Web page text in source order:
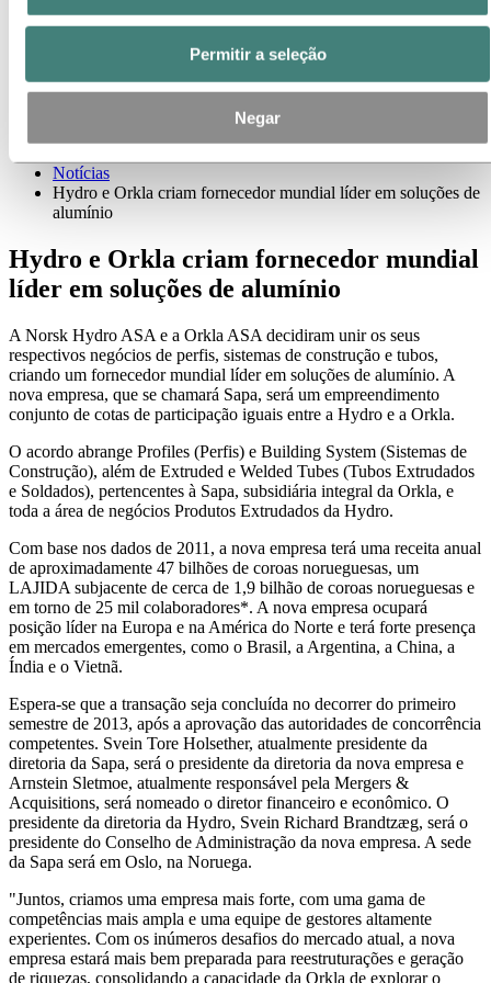
Permitir a seleção
Negar
Contatos de meios de comunicação
Assinatura de notícias
Temas em destaque
Notícias
Hydro e Orkla criam fornecedor mundial líder em soluções de
alumínio
Hydro e Orkla criam fornecedor mundial
líder em soluções de alumínio
A Norsk Hydro ASA e a Orkla ASA decidiram unir os seus
respectivos negócios de perfis, sistemas de construção e tubos,
criando um fornecedor mundial líder em soluções de alumínio. A
nova empresa, que se chamará Sapa, será um empreendimento
conjunto de cotas de participação iguais entre a Hydro e a Orkla.
O acordo abrange Profiles (Perfis) e Building System (Sistemas de
Construção), além de Extruded e Welded Tubes (Tubos Extrudados
e Soldados), pertencentes à Sapa, subsidiária integral da Orkla, e
toda a área de negócios Produtos Extrudados da Hydro.
Com base nos dados de 2011, a nova empresa terá uma receita anual
de aproximadamente 47 bilhões de coroas norueguesas, um
LAJIDA subjacente de cerca de 1,9 bilhão de coroas norueguesas e
em torno de 25 mil colaboradores*. A nova empresa ocupará
posição líder na Europa e na América do Norte e terá forte presença
em mercados emergentes, como o Brasil, a Argentina, a China, a
Índia e o Vietnã.
Espera-se que a transação seja concluída no decorrer do primeiro
semestre de 2013, após a aprovação das autoridades de concorrência
competentes. Svein Tore Holsether, atualmente presidente da
diretoria da Sapa, será o presidente da diretoria da nova empresa e
Arnstein Sletmoe, atualmente responsável pela Mergers &
Acquisitions, será nomeado o diretor financeiro e econômico. O
presidente da diretoria da Hydro, Svein Richard Brandtzæg, será o
presidente do Conselho de Administração da nova empresa. A sede
da Sapa será em Oslo, na Noruega.
"Juntos, criamos uma empresa mais forte, com uma gama de
competências mais ampla e uma equipe de gestores altamente
experientes. Com os inúmeros desafios do mercado atual, a nova
empresa estará mais bem preparada para reestruturações e geração
de riquezas, consolidando a capacidade da Orkla de explorar o